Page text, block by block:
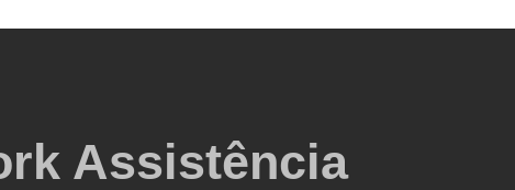
Assistência